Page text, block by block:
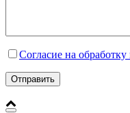
Согласие на